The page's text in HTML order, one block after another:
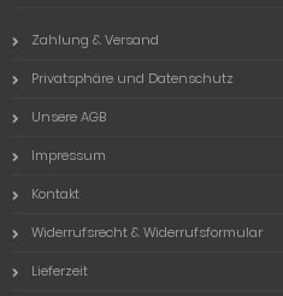
Zahlung & Versand
Privatsphäre und Datenschutz
Unsere AGB
Impressum
Kontakt
Widerrufsrecht & Widerrufsformular
Lieferzeit